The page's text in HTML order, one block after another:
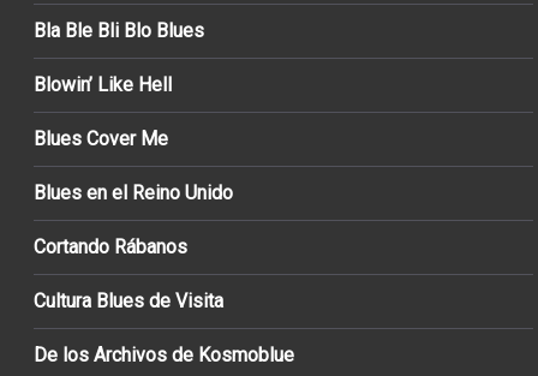
Bla Ble Bli Blo Blues
Blowin’ Like Hell
Blues Cover Me
Blues en el Reino Unido
Cortando Rábanos
Cultura Blues de Visita
De los Archivos de Kosmoblue